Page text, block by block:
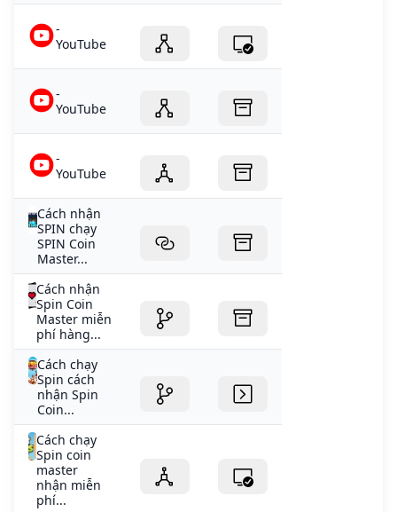
-
YouTube
-
YouTube
-
YouTube
Cách nhận
SPIN chạy
SPIN Coin
Master...
Cách nhận
Spin Coin
Master miễn
phí hàng...
Cách chạy
Spin cách
nhận Spin
Coin...
Cách chạy
Spin coin
master
nhận miễn
phí...